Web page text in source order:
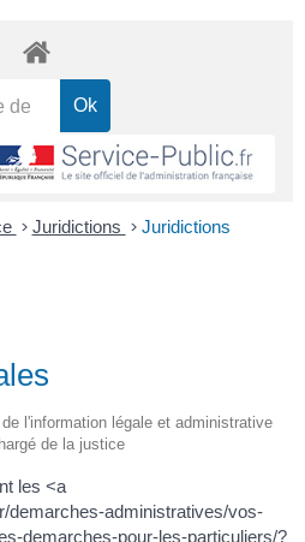
> Juridictions > Juridictions
l'information légale et administrative
de la justice
les <a
demarches-administratives/vos-
demarches-pour-les-particuliers/?